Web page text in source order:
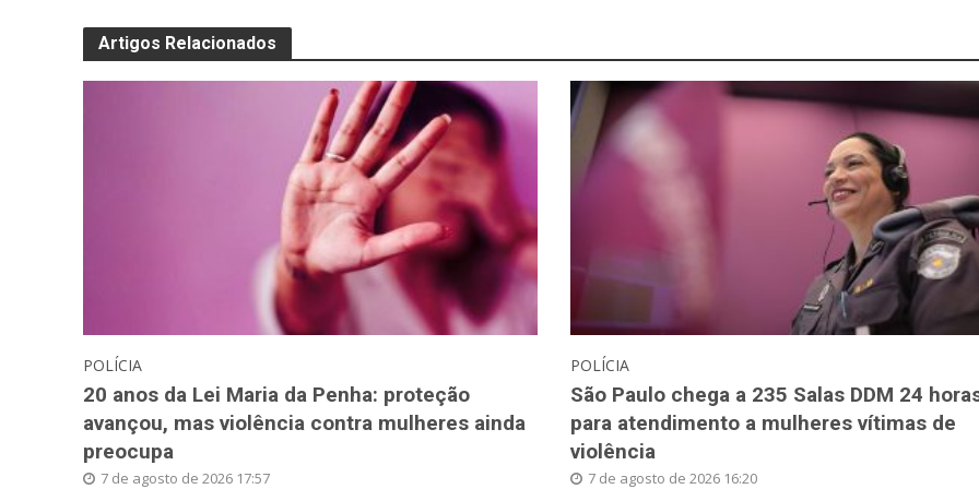
Artigos Relacionados
POLÍCIA
20 anos da Lei Maria da Penha: proteção
avançou, mas violência contra mulheres ainda
preocupa
7 de agosto de 2026 17:57
POLÍCIA
São Paulo chega a 235 Salas DDM 24
para atendimento a mulheres vítimas de
violência
7 de agosto de 2026 16:20